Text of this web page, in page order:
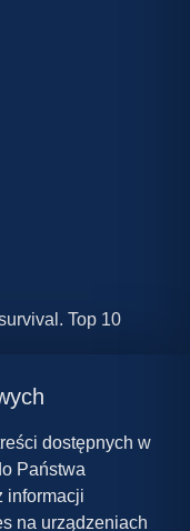
Top 10
2 w 2024 roku –
dostępnych w
Państwa
informacji
na urządzeniach